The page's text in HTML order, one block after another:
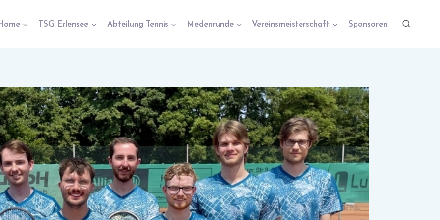
TSG Erlensee Abteilung Tennis Medenrunde Vereinsmeisterschaft Sponsoren